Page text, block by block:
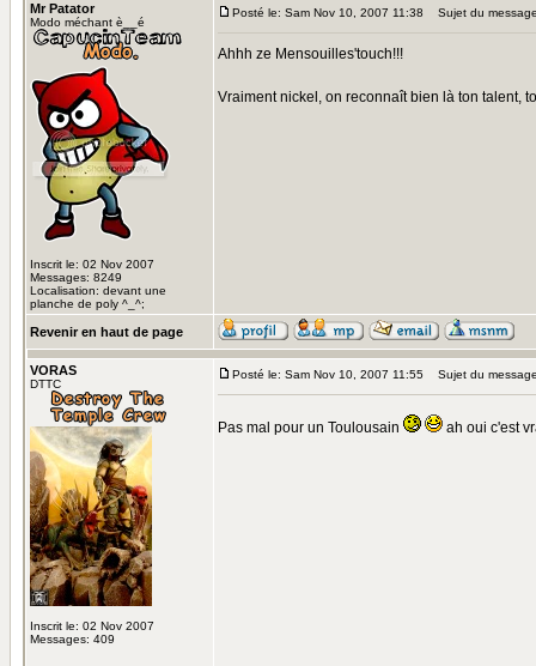
Mr Patator
Modo méchant è__é
Inscrit le: 02 Nov 2007
Messages: 8249
Localisation: devant une
planche de poly ^_^;
Posté le: Sam Nov 10, 2007 11:38 Sujet du
Ahhh ze Mensouilles'touch!!!
Vraiment nickel, on reconnaît bien là ton talent,
Revenir en haut de page
VORAS
DTTC
Inscrit le: 02 Nov 2007
Messages: 409
Posté le: Sam Nov 10, 2007 11:55 Sujet du
Pas mal pour un Toulousain ah oui c'est